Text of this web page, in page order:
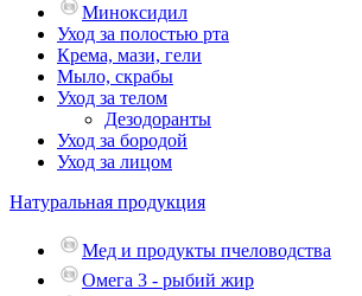
Миноксидил
Уход за полостью рта
Крема, мази, гели
Мыло, скрабы
Уход за телом
Дезодоранты
Уход за бородой
Уход за лицом
Натуральная продукция
Мед и продукты пчеловодства
Омега 3 - рыбий жир